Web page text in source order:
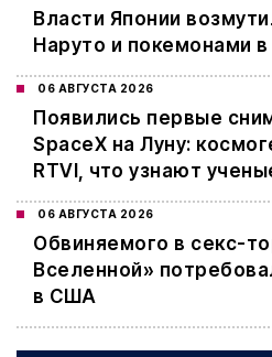
Власти Японии
Наруто и покемонами
06 АВГУСТА 2026
Появились первые
SpaceX на Луну:
RTVI, что узнают
06 АВГУСТА 2026
Обвиняемого в секс-
Вселенной»
в США